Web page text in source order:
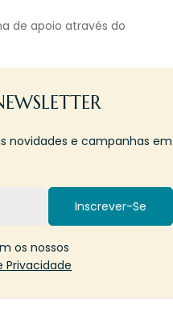
de apoio através do
novidades e campanhas em
Inscrever-Se
os nossos
Privacidade